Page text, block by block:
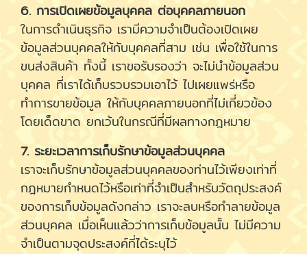
6. การเปิดเผยข้อมูลบุคคล ต่อบุคคลภายนอก
ในการดำเนินธุรกิจ เรามีความจำเป็นต้องเปิดเผย
ข้อมูลส่วนบุคคลให้กับบุคคลที่สาม เช่น เพื่อใช้ในการ
ขนส่งสินค้า ทั้งนี้ เราขอรับรองว่า จะไม่นำข้อมูลส่วน
บุคคล ที่เราได้เก็บรวบรวมเอาไว้ ไปเผยแพร่หรือ
ทำการขายข้อมูล ให้กับบุคคลภายนอกที่ไม่เกี่ยวข้อง
โดยเด็ดขาด ยกเว้นในกรณีที่มีผลทางกฎหมาย
7. ระยะเวลาการเก็บรักษาข้อมูลส่วนบุคคล
เราจะเก็บรักษาข้อมูลส่วนบุคคลของท่านไว้เพียงเท่าที่
กฎหมายกำหนดไว้หรือเท่าที่จำเป็นสำหรับวัตถุประสงค์
ของการเก็บข้อมูลดังกล่าว เราจะลบหรือทำลายข้อมูล
ส่วนบุคคล เมื่อเห็นแล้วว่าการเก็บข้อมูลนั้น ไม่มีความ
จำเป็นตามจุดประสงค์ที่ได้ระบุไว้